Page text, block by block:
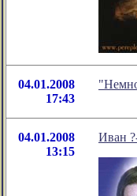
04.01.2008
17:43
04.01.2008
13:15
Иван